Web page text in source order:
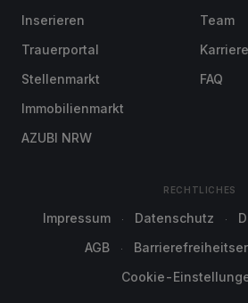
Inserieren
Trauerportal
Stellenmarkt
Immobilienmarkt
AZUBI NRW
Team
Karriere
FAQ
RECHTLICHES
Impressum Datenschutz
AGB
Cookie-